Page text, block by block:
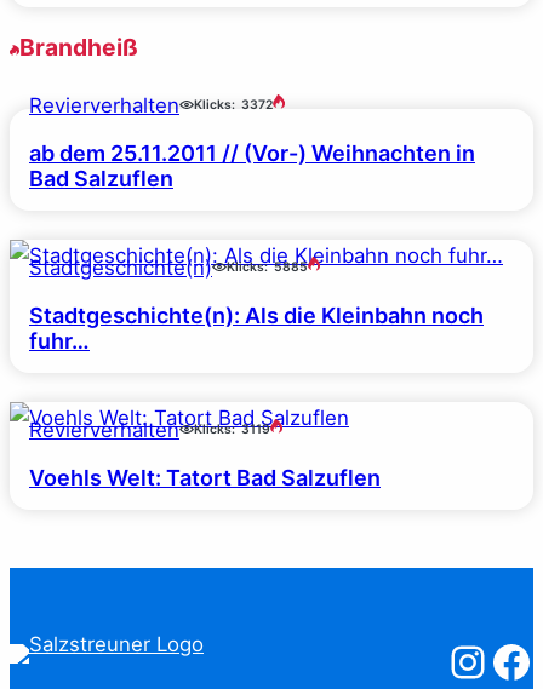
Brandheiß
Revierverhalten Klicks: 3372
ab dem 25.11.2011 // (Vor-) Weihnachten in
Bad Salzuflen
Stadtgeschichte(n) Klicks: 5885
Stadtgeschichte(n): Als die Kleinbahn noch
fuhr…
Revierverhalten Klicks: 3119
Voehls Welt: Tatort Bad Salzuflen